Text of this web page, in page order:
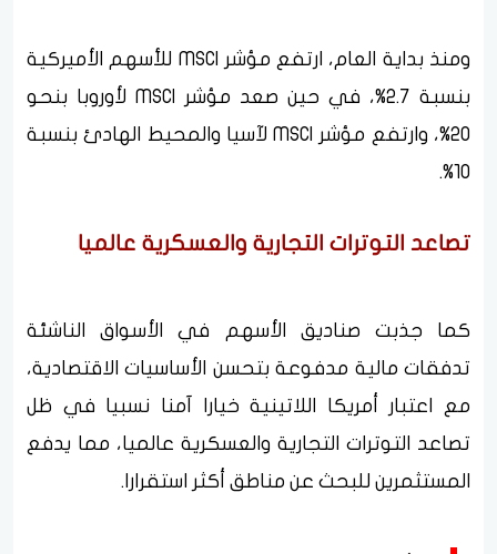
ومنذ بداية العام، ارتفع مؤشر MSCI للأسهم الأميركية
بنسبة 2.7%، في حين صعد مؤشر MSCI لأوروبا بنحو
20%، وارتفع مؤشر MSCI لآسيا والمحيط الهادئ بنسبة
10%.
تصاعد التوترات التجارية والعسكرية عالميا
كما جذبت صناديق الأسهم في الأسواق الناشئة
تدفقات مالية مدفوعة بتحسن الأساسيات الاقتصادية،
مع اعتبار أمريكا اللاتينية خيارا آمنا نسبيا في ظل
تصاعد التوترات التجارية والعسكرية عالميا، مما يدفع
المستثمرين للبحث عن مناطق أكثر استقرارا.